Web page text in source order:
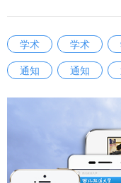
一次难得的能力锻炼
知识盲区和能力短板
际查漏补缺，加强学
水平履职尽责。” “我
更加明确了作为一名
来要立足本职岗位，
平。”参赛选手刘俊洁
训、以赛提能”的创新
学术 学术
通知
通知